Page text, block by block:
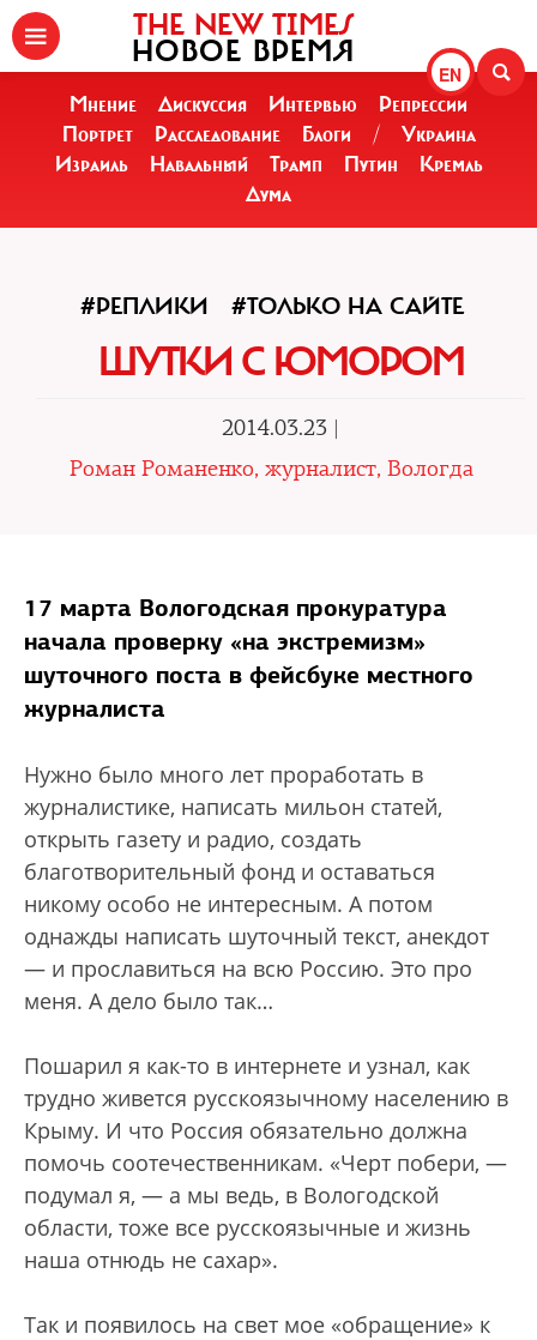
EN
THE NEW TIMES
НОВОЕ ВРЕМЯ
Мнение Дискуссия Интервью
Репрессии
Портрет
Расследование Блоги /
Украина
Израиль
Навальный Трамп Путин
Кремль
Дума
#РЕПЛИКИ #ТОЛЬКО НА САЙТЕ
ШУТКИ С ЮМОРОМ
2014.03.23 |
Роман Романенко, журналист, Вологда
17 марта Вологодская прокуратура
начала проверку «на экстремизм»
шуточного поста в фейсбуке местного
журналиста
Нужно было много лет проработать в
журналистике, написать мильон статей,
открыть газету и радио, создать
благотворительный фонд и оставаться
никому особо не интересным. А потом
однажды написать шуточный текст, анекдот
— и прославиться на всю Россию. Это про
меня. А дело было так…
Пошарил я как-то в интернете и узнал, как
трудно живется русскоязычному населению в
Крыму. И что Россия обязательно должна
помочь соотечественникам. «Черт побери, —
подумал я, — а мы ведь, в Вологодской
области, тоже все русскоязычные и жизнь
наша отнюдь не сахар».
Так и появилось на свет мое «обращение» к